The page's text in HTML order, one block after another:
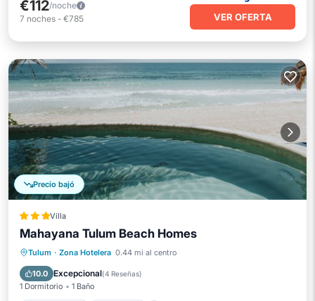
€112/noche
7 noches - €785 VER OFERTA
Precio bajó
Villa
Mahayana Tulum Beach Homes
Tulum · Zona Hotelera 0.44 mi al centro
10.0 Excepcional(4 Reseñas)
1 Dormitorio 1 Baño
Frente al mar
Desayuno
Aparcamiento